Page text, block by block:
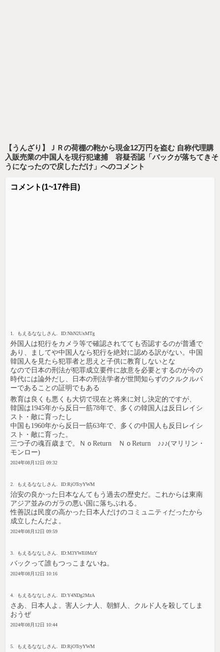
【うんざり】ＪＲの荷棚の鞄から現金12万円を盗む 自称代理購
入販売業の中国人を現行犯逮捕 容疑否認「バックが落ちてきそ
うになったので戻しただけ」 へのコメント
コメント(1~17件目)
1. もえるななしさん. ID:NhN2UxMTg
外国人は犯行をカメラ等で確認されてても否認するのが普通で
あり、ましてや中国人なら犯行を絶対に認める訳がない。中国
韓国人を見たら犯罪者と思えと子供に教育しないとな
なので日本の刑法が犯罪成立要件に故意を必要とするのが今の
時代には論外だし、日本の刑法学者が世間知らずのクルクルパ
ーであることの証明でもある
教育は良くも悪くも大切で現在と将来に対し決定的ですが、
韓国は1945年から反日一筋78年で、多くの韓国人は反日レイシ
スト・敵に育ったし
中国も1960年から反日一筋63年で、多くの中国人も反日レイシ
スト・敵に育った。
三つ子の魂百歳まで。ＮｏReturn ＮｏReturn ♪♪♪(マリリン・
モンロー)
2024年08月12日 09:32
2. もえるななしさん. ID:RjOTcyYWM
治安の良かった日本なんてもう過去の歴史だ。これからは東南
アジア並みのガラの悪い国に落ちぶれる。
性善説は民度の高かった日本人だけのコミュニティだったから
成立したんだよ。
2024年08月12日 09:59
3. もえるななしさん. ID:M3YWE0MzY
バックって誰もつっこまないね。
2024年08月12日 10:16
4. もえるななしさん. ID:Y4NDg2MzA
さあ、日本人よ。害人シナ人、朝鮮人、クルド人を殺してしま
おうぜ
2024年08月12日 10:44
5. もえるななしさん. ID:RjOTcyYWM